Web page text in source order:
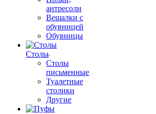
антресоли
Вешалки с
обувницей
Обувницы
Столы
Столы
письменные
Туалетные
столики
Другие